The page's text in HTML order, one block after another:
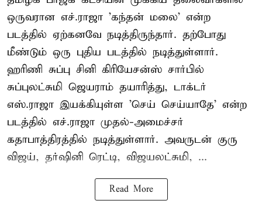
ஒருவரான எச்.ராஜா 'கந்தன் மலை' என்ற
படத்தில் ஏற்கனவே நடித்திருந்தார். தற்போது
மீண்டும் ஒரு புதிய படத்தில் நடித்துள்ளார்.
ஹரிணி சுப்பு சினி கிரியேசன்ஸ் சார்பில்
சுப்புலட்சுமி ஜெயராம் தயாரித்து, டாக்டர்
எஸ்.ராஜா இயக்கியுள்ள 'செய் செய்யாதே' என்ற
படத்தில் எச்.ராஜா முதல்-அமைச்சர்
கதாபாத்திரத்தில் நடித்துள்ளார். அவருடன் குரு
விஜய், தர்ஷினி ரெட்டி, விஜயலட்சுமி, ...
Read More